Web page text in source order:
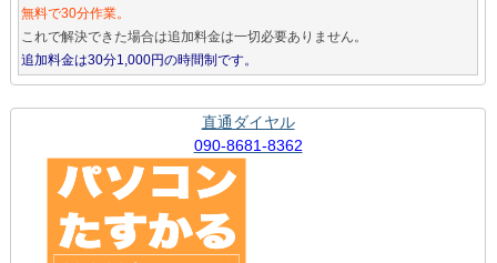
無料で30分作業。
これで解決できた場合は追加料金は一切必要ありません。
追加料金は30分1,000円の時間制です。
直通ダイヤル
090-8681-8362